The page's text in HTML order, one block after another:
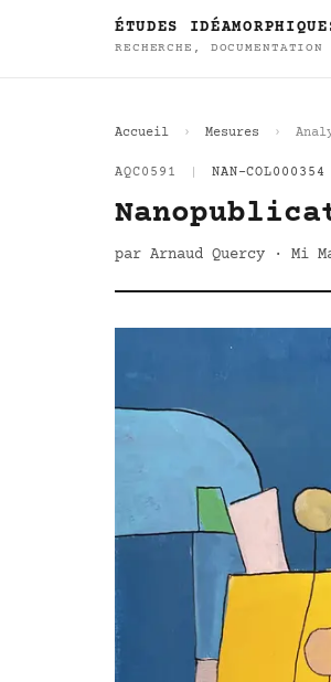
ÉTUDES
RECHERCHE,
Accueil Mesures
AQC0591 NAN-COL000354
par Arnaud Quercy · Mi